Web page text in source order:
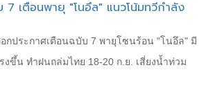
7 เตือนพายุ "โนอึล" แนวโน้มทวีกำลัง
กประกาศเตือนฉบับ 7 พายุโซนร้อน "โนอึล" มี
ขึ้น ทำฝนถล่มไทย 18-20 ก.ย. เสี่ยงน้ำท่วม